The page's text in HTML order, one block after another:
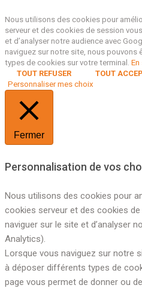
Nous utilisons des cookies pour
serveur et des cookies de session
et d’analyser notre audience avec
naviguez sur notre site, nous
types de cookies sur votre terminal. En
TOUT REFUSER
TOUT
Personnaliser mes choix
Fermer
Personnalisation de vos
Nous utilisons des cookies pour
cookies serveur et des cookies
naviguer sur le site et d’analyser
Analytics).
Lorsque vous naviguez sur notre
à déposer différents types de
page vous permet de donner ou